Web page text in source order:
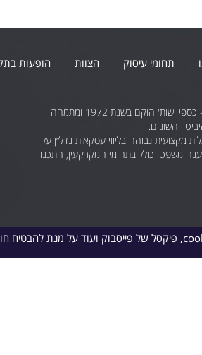
תחומי עיסוק הצוות הופעות
משרד עורכי הדין גינדי - כספי ושות' הוקם בשנת 1972 ומתמחה
השונים.
מקצועית גבוהה בליווי עסקאות נדל״ן על
משפטי כולל בתחומי המקרקעין, התכנון
LinkedIn
Youtube
Instagram